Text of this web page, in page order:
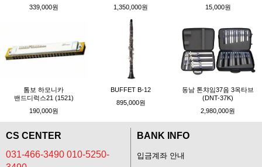
339,000원
1,350,000원
15,000원
톰보 하모니카
밴드디럭스21 (1521)
190,000원
BUFFET B-12
895,000원
동남 톤챠임37음 3옥타브
(DNT-37K)
2,980,000원
CS CENTER
031-466-3490 010-5250-
BANK INFO
입금계좌 안내